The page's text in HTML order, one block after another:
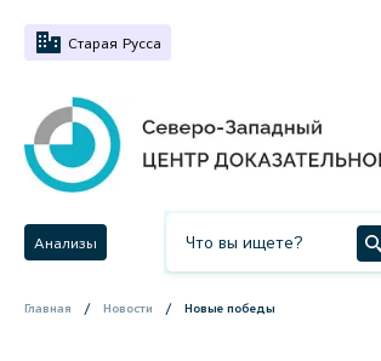
Старая Русса
Анализы
Главная Новости Новые победы